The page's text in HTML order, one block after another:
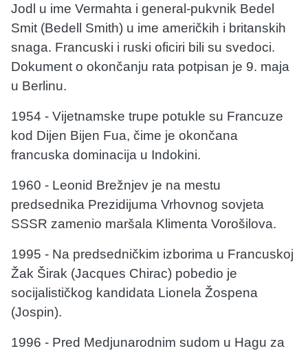
Jodl u ime Vermahta i general-pukvnik Bedel
Smit (Bedell Smith) u ime američkih i britanskih
snaga. Francuski i ruski oficiri bili su svedoci.
Dokument o okončanju rata potpisan je 9. maja
u Berlinu.
1954 - Vijetnamske trupe potukle su Francuze
kod Dijen Bijen Fua, čime je okončana
francuska dominacija u Indokini.
1960 - Leonid Brežnjev je na mestu
predsednika Prezidijuma Vrhovnog sovjeta
SSSR zamenio maršala Klimenta Vorošilova.
1995 - Na predsedničkim izborima u Francuskoj
Žak Širak (Jacques Chirac) pobedio je
socijalističkog kandidata Lionela Žospena
(Jospin).
1996 - Pred Medjunarodnim sudom u Hagu za